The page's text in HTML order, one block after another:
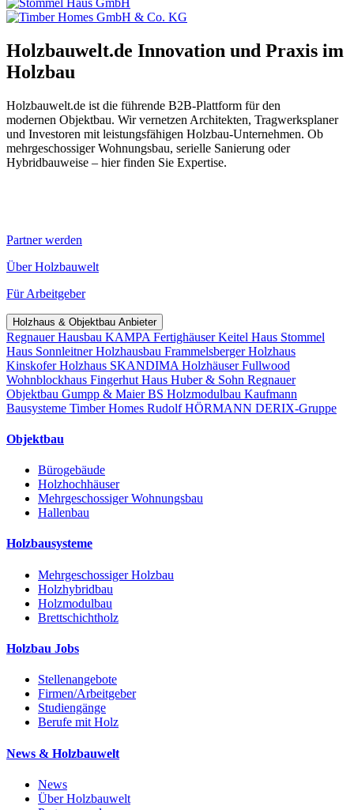
Holzbauwelt.de Innovation und Praxis im
Holzbau
Holzbauwelt.de ist die führende B2B-Plattform für den
modernen Objektbau. Wir vernetzen Architekten, Tragwerksplaner
und Investoren mit leistungsfähigen Holzbau-Unternehmen. Ob
mehrgeschossiger Wohnungsbau, serielle Sanierung oder
Hybridbauweise – hier finden Sie Expertise.
Partner werden
Über Holzbauwelt
Für Arbeitgeber
Holzhaus & Objektbau Anbieter
Regnauer Hausbau KAMPA FertighäuserKeitel Haus Stommel
Haus Sonnleitner Holzhausbau Frammelsberger Holzhaus
Kinskofer Holzhaus SKANDIMA HolzhäuserFullwood
Wohnblockhaus Fingerhut Haus Huber & Sohn Regnauer
Objektbau Gumpp & MaierBS Holzmodulbau Kaufmann
Bausysteme Timber Homes Rudolf HÖRMANN DERIX-Gruppe
Objektbau
Bürogebäude
Holzhochhäuser
Mehrgeschossiger Wohnungsbau
Hallenbau
Holzbausysteme
Mehrgeschossiger Holzbau
Holzhybridbau
Holzmodulbau
Brettschichtholz
Holzbau Jobs
Stellenangebote
Firmen/Arbeitgeber
Studiengänge
Berufe mit Holz
News & Holzbauwelt
News
Über Holzbauwelt